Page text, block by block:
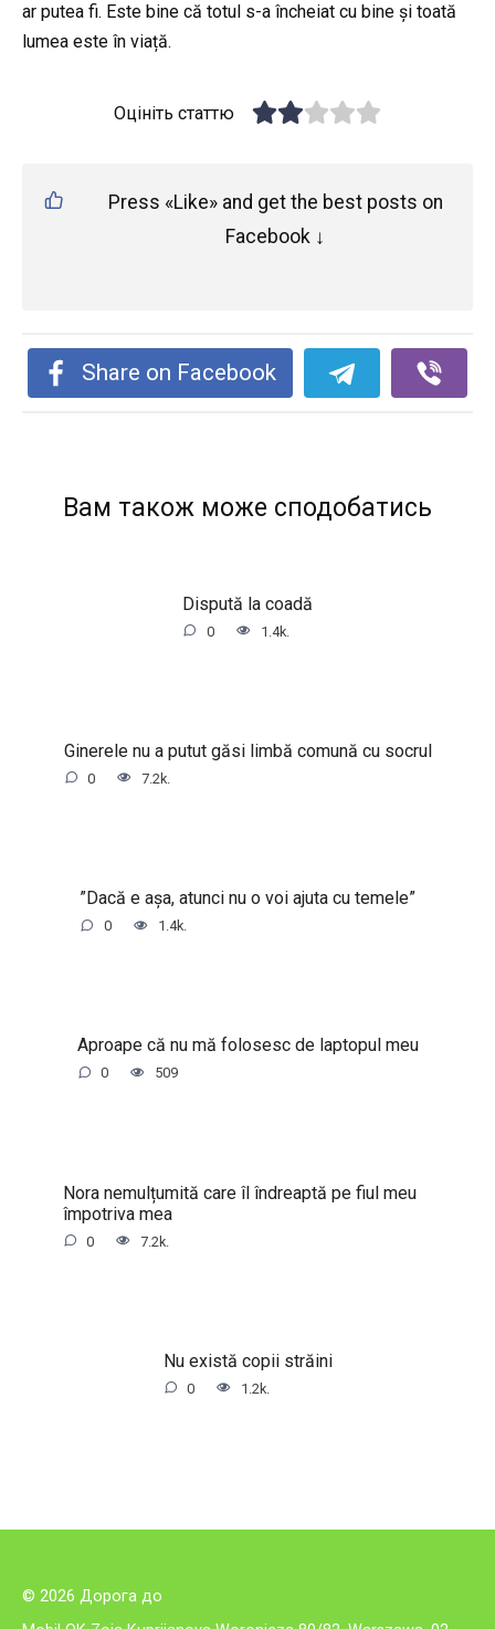
ar putea fi. Este bine că totul s-a încheiat cu bine și toată
lumea este în viață.
Оцініть статтю
Press «Like» and get the best posts on
Facebook ↓
Share on Facebook
Вам також може сподобатись
Dispută la coadă
0 1.4k.
Ginerele nu a putut găsi limbă comună cu socrul
0 7.2k.
”Dacă e așa, atunci nu o voi ajuta cu temele”
0 1.4k.
Aproape că nu mă folosesc de laptopul meu
0 509
Nora nemulțumită care îl îndreaptă pe fiul meu
împotriva mea
0 7.2k.
Nu există copii străini
0 1.2k.
© 2026 Дорога до